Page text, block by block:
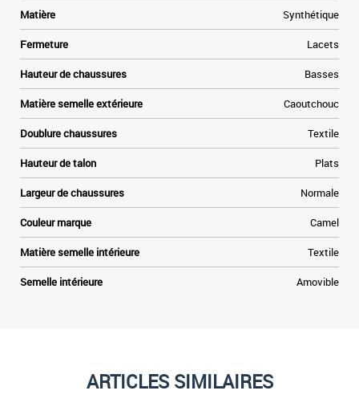
Matière Synthétique
Fermeture Lacets
Hauteur de chaussures Basses
Matière semelle extérieure Caoutchouc
Doublure chaussures Textile
Hauteur de talon Plats
Largeur de chaussures Normale
Couleur marque Camel
Matière semelle intérieure Textile
Semelle intérieure Amovible
ARTICLES SIMILAIRES